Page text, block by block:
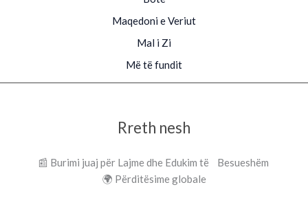
Maqedoni e Veriut
Mal i Zi
Më të fundit
Rreth nesh
📰 Burimi juaj për Lajme dhe Edukim të Besueshëm
🌍 Përditësime globale